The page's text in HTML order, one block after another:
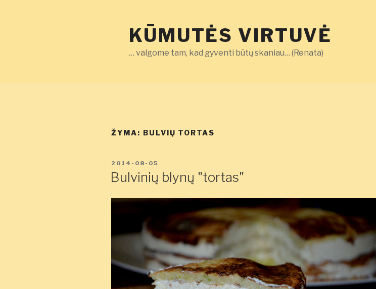
KŪMUTĖS VIRTUVĖ
… valgome tam, kad gyventi būtų skaniau… (Renata)
ŽYMA: BULVIŲ TORTAS
PASKELBTA
2014-08-05
Bulvinių blynų "tortas"